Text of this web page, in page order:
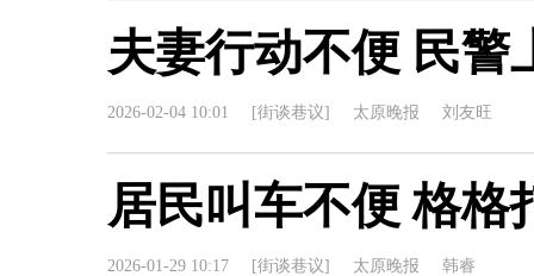
夫妻行动不便 民警
2026-02-04 10:01 [街谈巷议] 太原晚报 刘友旺
居民叫车不便 格格
2026-01-29 10:17 [街谈巷议] 太原晚报 韩睿